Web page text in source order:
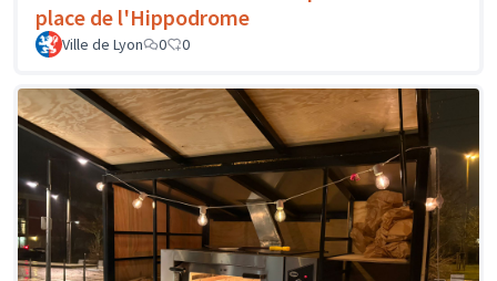
place de l'Hippodrome
Ville de Lyon 0 0